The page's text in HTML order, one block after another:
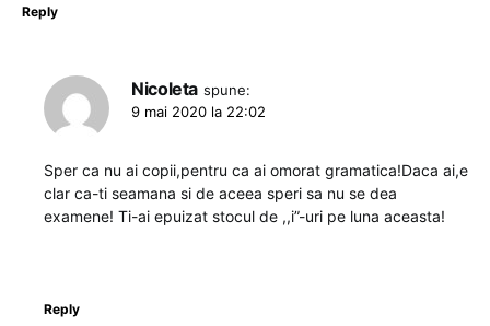
Reply
Nicoleta spune:
9 mai 2020 la 22:02
Sper ca nu ai copii,pentru ca ai omorat gramatica!Daca ai,e
clar ca-ti seamana si de aceea speri sa nu se dea
examene! Ti-ai epuizat stocul de ,,i”-uri pe luna aceasta!
Reply